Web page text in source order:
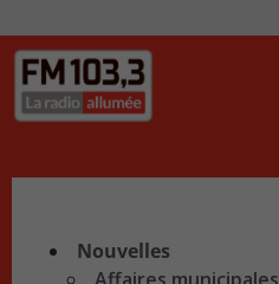
Nouvelles